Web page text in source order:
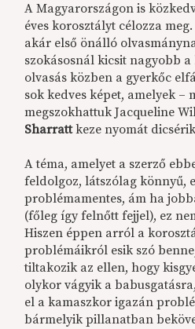
A Magyarországon is
éves korosztályt célozza
akár első önálló
szokásosnál kicsit nagyobb a
olvasás közben a gyerkőc
sok kedves képet, amelyek –
megszokhattuk Jacqueline
Sharrattkeze nyomát
A téma, amelyet a szerző
feldolgoz, látszólag könnyű,
problémamentes, ám ha
(főleg így felnőtt fejjel), ez
Hiszen éppen arról a
problémáikról esik szó
tiltakozik az ellen, hogy
olykor vágyik a
el a kamaszkor igazán
bármelyik pillanatban